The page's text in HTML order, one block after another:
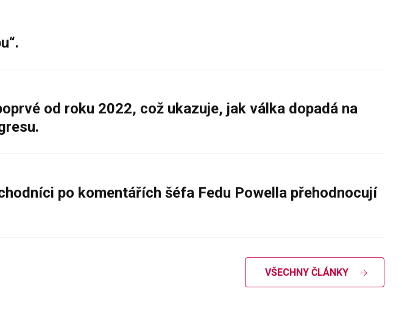
od roku 2022, což ukazuje, jak válka dopadá na
po komentářích šéfa Fedu Powella přehodnocují
VŠECHNY ČLÁNKY